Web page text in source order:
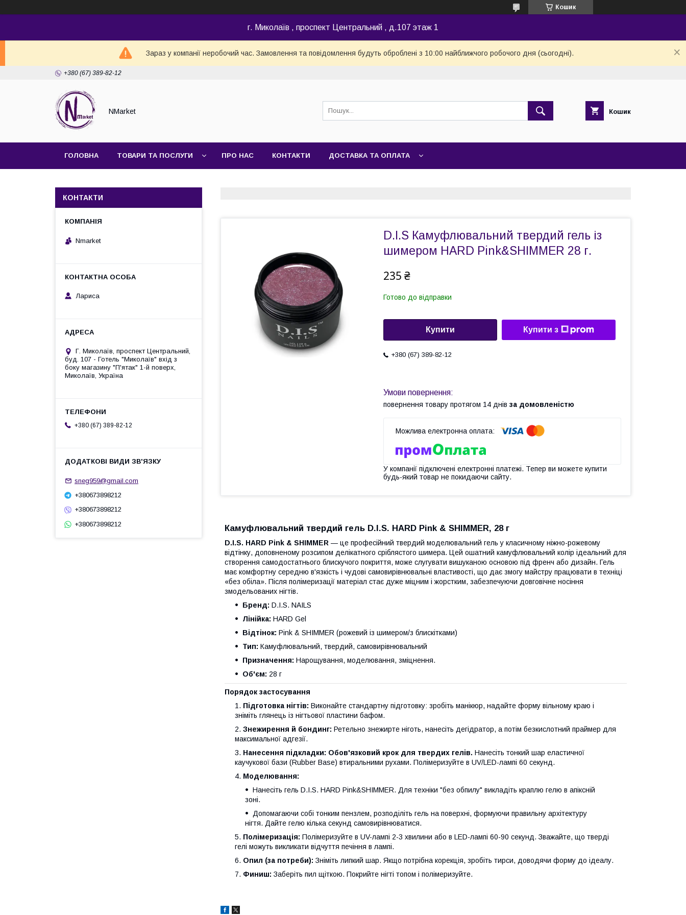
Кошик
г. Миколаїв , проспект Центральний , д.107 этаж 1
Зараз у компанії неробочий час. Замовлення та повідомлення будуть оброблені з 10:00 найближчого робочого дня (сьогодні).
+380 (67) 389-82-12
NMarket Кошик
ГОЛОВНА ТОВАРИ ТА ПОСЛУГИ ПРО НАС КОНТАКТИ ДОСТАВКА ТА ОПЛАТА
D.I.S Камуфлювальний твердий гель із
шимером HARD Pink&SHIMMER 28 г.
235 ₴
Готово до відправки
Купити Купити з
+380 (67) 389-82-12
повернення товару протягом 14 днів за домовленістю
У компанії підключені електронні платежі. Тепер ви можете купити
будь-який товар не покидаючи сайту.
Камуфлювальний твердий гель D.I.S. HARD Pink & SHIMMER, 28 г
D.I.S. HARD Pink & SHIMMER — це професійний твердий моделювальний гель у класичному ніжно-рожевому
відтінку, доповненому розсипом делікатного сріблястого шимера. Цей ошатний камуфлювальний колір ідеальний для
створення самодостатнього блискучого покриття, може слугувати вишуканою основою під френч або дизайн. Гель
має комфортну середню в'язкість і чудові самовирівнювальні властивості, що дає змогу майстру працювати в техніці
«без обіла». Після полімеризації матеріал стає дуже міцним і жорстким, забезпечуючи довговічне носіння
змодельованих нігтів.
Бренд: D.I.S. NAILS
Лінійка: HARD Gel
Відтінок: Pink & SHIMMER (рожевий із шимером/з блискітками)
Тип: Камуфлювальний, твердий, самовирівнювальний
Призначення: Нарощування, моделювання, зміцнення.
Об'єм: 28 г
Порядок застосування
Підготовка нігтів: Виконайте стандартну підготовку: зробіть манікюр, надайте форму вільному краю і
зніміть глянець із нігтьової пластини бафом.
Знежирення й бондинг: Ретельно знежирте ніготь, нанесіть дегідратор, а потім безкислотний праймер для
максимальної адгезії.
Нанесення підкладки: Обов'язковий крок для твердих гелів. Нанесіть тонкий шар еластичної
каучукової бази (Rubber Base) втиральними рухами. Полімеризуйте в UV/LED-лампі 60 секунд.
Моделювання:
Нанесіть гель D.I.S. HARD Pink&SHIMMER. Для техніки "без обпилу" викладіть краплю гелю в апіксній
зоні.
Допомагаючи собі тонким пензлем, розподіліть гель на поверхні, формуючи правильну архітектуру
нігтя. Дайте гелю кілька секунд самовирівнюватися.
Полімеризація: Полімеризуйте в UV-лампі 2-3 хвилини або в LED-лампі 60-90 секунд. Зважайте, що тверді
гелі можуть викликати відчуття печіння в лампі.
Опил (за потреби): Зніміть липкий шар. Якщо потрібна корекція, зробіть тирси, доводячи форму до ідеалу.
Финиш: Заберіть пил щіткою. Покрийте нігті топом і полімеризуйте.
КОНТАКТИ
Nmarket
Лариса
Г. Миколаїв, проспект Центральний,
буд. 107 - Готель "Миколаїв" вхід з
боку магазину "П'ятак" 1-й поверх,
Миколаїв, Україна
+380 (67) 389-82-12
sneg959@gmail.com
+380673898212
+380673898212
+380673898212